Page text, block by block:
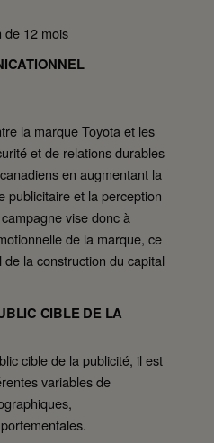
de 12 mois
la marque Toyota et les
et de relations durables
en augmentant la
publicitaire et la perception
vise donc à
de la marque, ce
la construction du capital
CIBLE DE LA
cible de la publicité, il est
variables de